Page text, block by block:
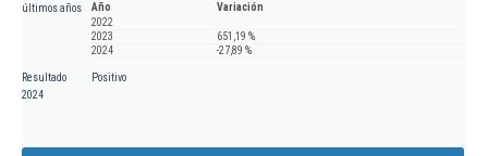
últimos años
Año
Variación
2022
2023
651,19 %
2024
-27,89 %
Resultado
2024
Positivo